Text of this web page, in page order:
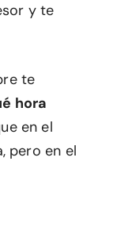
y te
te
hora
en el
pero en el